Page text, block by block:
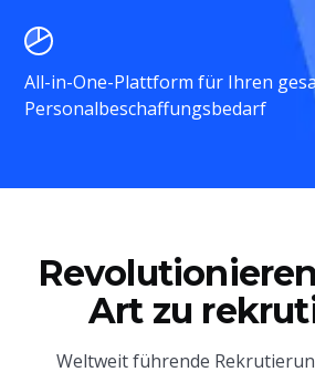
All-in-One-Plattform für Ihren
Personalbeschaffungsbedarf
Art zu
Weltweit führende